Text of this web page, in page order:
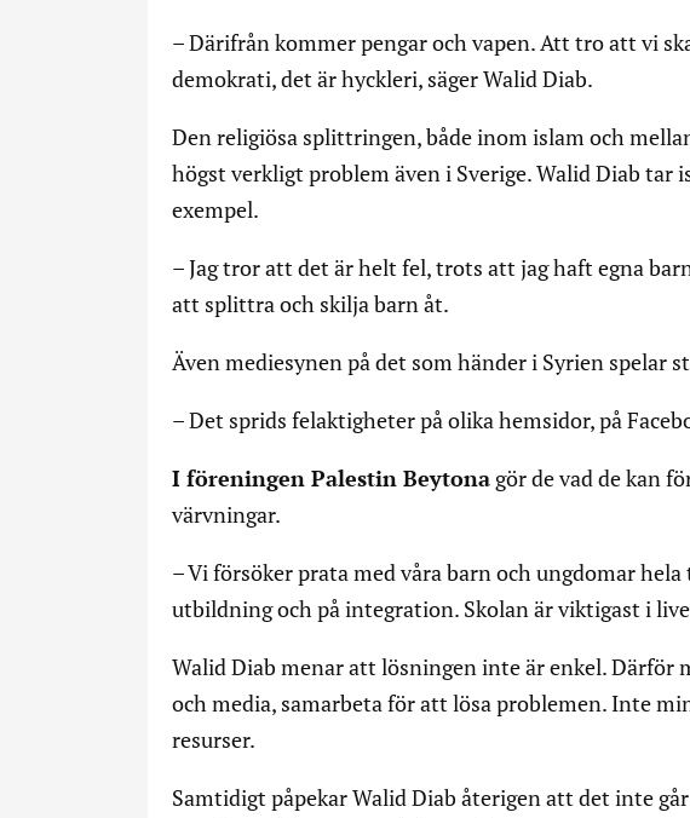
– Därifrån kommer pengar och vapen. Att tro att vi
demokrati, det är hyckleri, säger Walid Diab.
Den religiösa splittringen, både inom islam och
högst verkligt problem även i Sverige. Walid Diab tar
exempel.
– Jag tror att det är helt fel, trots att jag haft egna
att splittra och skilja barn åt.
Även mediesynen på det som händer i Syrien spelar
– Det sprids felaktigheter på olika hemsidor, på
I föreningen Palestin Beytona gör de vad de kan
värvningar.
– Vi försöker prata med våra barn och ungdomar
utbildning och på integration. Skolan är viktigast i
Walid Diab menar att lösningen inte är enkel. Därför
och media, samarbeta för att lösa problemen. Inte
resurser.
Samtidigt påpekar Walid Diab återigen att det inte